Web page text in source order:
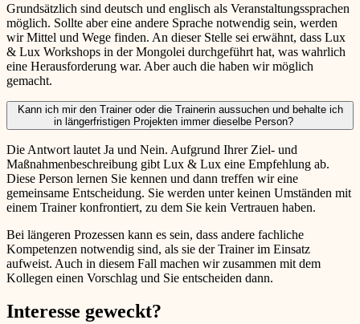
Grundsätzlich sind deutsch und englisch als Veranstaltungssprachen
möglich. Sollte aber eine andere Sprache notwendig sein, werden
wir Mittel und Wege finden. An dieser Stelle sei erwähnt, dass Lux
& Lux Workshops in der Mongolei durchgeführt hat, was wahrlich
eine Herausforderung war. Aber auch die haben wir möglich
gemacht.
Kann ich mir den Trainer oder die Trainerin aussuchen und behalte ich
in längerfristigen Projekten immer dieselbe Person?
Die Antwort lautet Ja und Nein. Aufgrund Ihrer Ziel- und
Maßnahmenbeschreibung gibt Lux & Lux eine Empfehlung ab.
Diese Person lernen Sie kennen und dann treffen wir eine
gemeinsame Entscheidung. Sie werden unter keinen Umständen mit
einem Trainer konfrontiert, zu dem Sie kein Vertrauen haben.
Bei längeren Prozessen kann es sein, dass andere fachliche
Kompetenzen notwendig sind, als sie der Trainer im Einsatz
aufweist. Auch in diesem Fall machen wir zusammen mit dem
Kollegen einen Vorschlag und Sie entscheiden dann.
Interesse geweckt?